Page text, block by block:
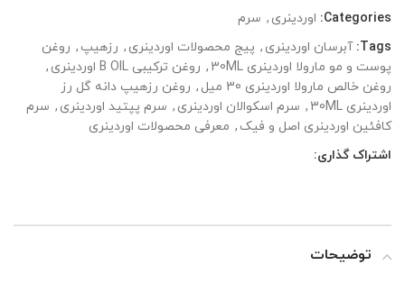
Categories: اوردینری , سرم
Tags: آبرسان اوردینری , پیج محصولات اوردینری , رزهیپ , روغن
پوست و مو مارولا اوردینری 30ML
, روغن ترکیبی B OIL اوردینری
,
روغن خالص مارولا اوردینری 30 میل
, روغن رزهیپ دانه گل رز
اوردینری 30ML
, سرم اسکوالان اوردینری , سرم پپتید اوردینری , سرم
کافئین اوردینری اصل و فیک , معرفی محصولات اوردینری
اشتراک گذاری:
توضیحات